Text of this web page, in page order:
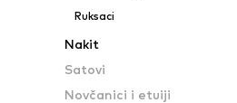
Ruksaci
Nakit
Satovi
Novčanici i etuiji